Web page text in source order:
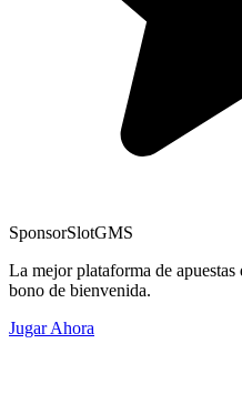
SponsorSlotGMS
La mejor plataforma de
bono de bienvenida.
Jugar Ahora